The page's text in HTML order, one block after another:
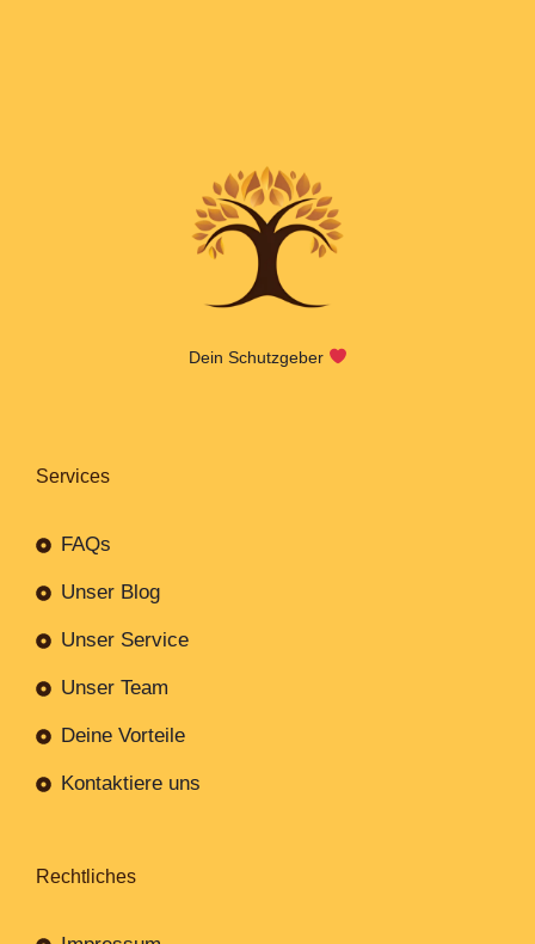
Dein Schutzgeber
Services
FAQs
Unser Blog
Unser Service
Unser Team
Deine Vorteile
Kontaktiere uns
Rechtliches